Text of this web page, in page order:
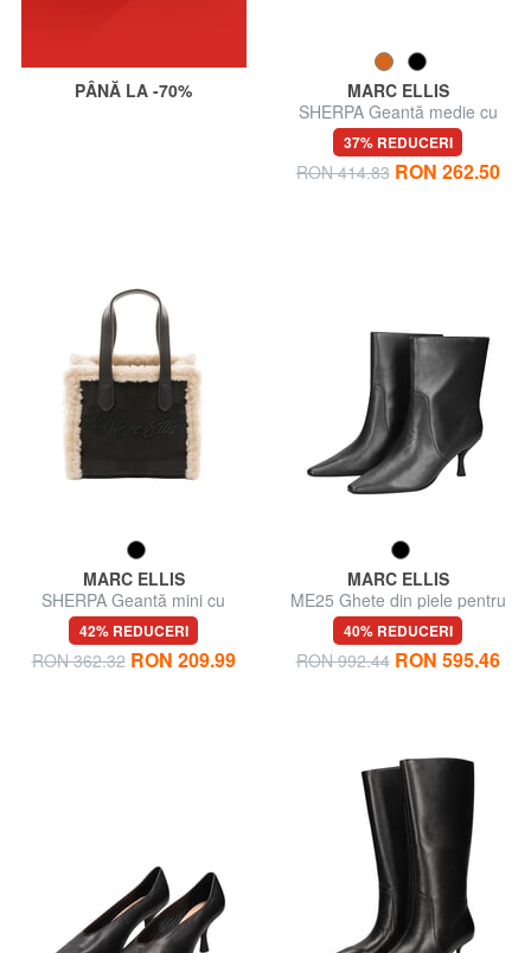
PÂNĂ LA -70%
MARC ELLIS
SHERPA Geantă medie cu
curea de umăr
37% REDUCERI
RON 414.83 RON 262.50
MARC ELLIS
SHERPA Geantă mini cu
curea de umăr
42% REDUCERI
RON 362.32 RON 209.99
MARC ELLIS
ME25 Ghete din piele pentru
gleznă
40% REDUCERI
RON 992.44 RON 595.46